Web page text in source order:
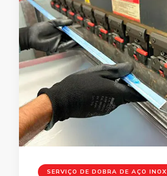
SERVIÇO DE DOBRA DE AÇO INOX